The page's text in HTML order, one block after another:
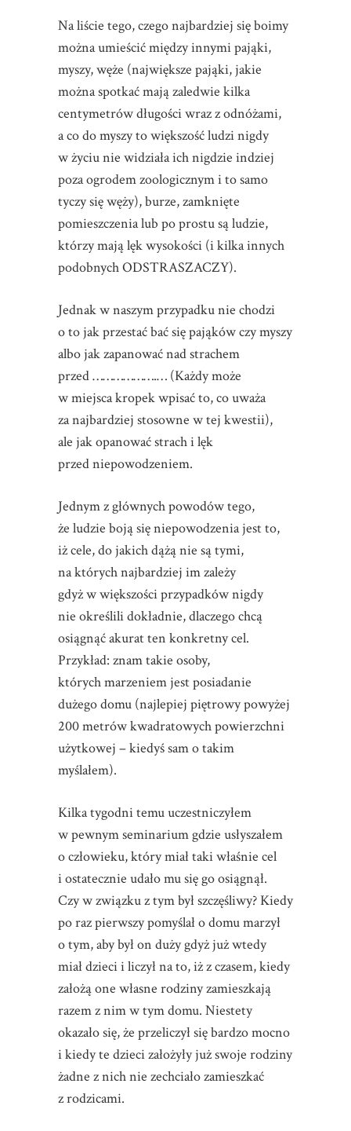
Na liście tego, czego najbardziej się boimy
można umieścić między innymi pająki,
myszy, węże (największe pająki, jakie
można spotkać mają zaledwie kilka
centymetrów długości wraz z odnóżami,
a co do myszy to większość ludzi nigdy
w życiu nie widziała ich nigdzie indziej
poza ogrodem zoologicznym i to samo
tyczy się węży), burze, zamknięte
pomieszczenia lub po prostu są ludzie,
którzy mają lęk wysokości (i kilka innych
podobnych ODSTRASZACZY).
Jednak w naszym przypadku nie chodzi
o to jak przestać bać się pająków czy myszy
albo jak zapanować nad strachem
przed ……………….… (Każdy może
w miejsca kropek wpisać to, co uważa
za najbardziej stosowne w tej kwestii),
ale jak opanować strach i lęk
przed niepowodzeniem.
Jednym z głównych powodów tego,
że ludzie boją się niepowodzenia jest to,
iż cele, do jakich dążą nie są tymi,
na których najbardziej im zależy
gdyż w większości przypadków nigdy
nie określili dokładnie, dlaczego chcą
osiągnąć akurat ten konkretny cel.
Przykład: znam takie osoby,
których marzeniem jest posiadanie
dużego domu (najlepiej piętrowy powyżej
200 metrów kwadratowych powierzchni
użytkowej – kiedyś sam o takim
myślałem).
Kilka tygodni temu uczestniczyłem
w pewnym seminarium gdzie usłyszałem
o człowieku, który miał taki właśnie cel
i ostatecznie udało mu się go osiągnął.
Czy w związku z tym był szczęśliwy? Kiedy
po raz pierwszy pomyślał o domu marzył
o tym, aby był on duży gdyż już wtedy
miał dzieci i liczył na to, iż z czasem, kiedy
założą one własne rodziny zamieszkają
razem z nim w tym domu. Niestety
okazało się, że przeliczył się bardzo mocno
i kiedy te dzieci założyły już swoje rodziny
żadne z nich nie zechciało zamieszkać
z rodzicami.